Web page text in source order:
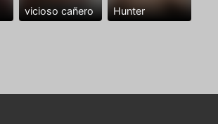
vicioso cañero Hunter